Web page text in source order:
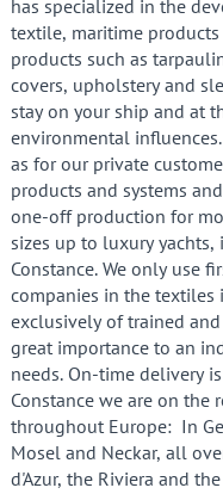
has specialized in the
textile, maritime
products such as
covers, upholstery and
stay on your ship and at
environmental
as for our private
products and systems
one-off production for
sizes up to luxury
Constance. We only use
companies in the textiles
exclusively of trained
great importance to an
needs. On-time delivery
Constance we are on the
throughout Europe: In
Mosel and Neckar, all
d'Azur, the Riviera and